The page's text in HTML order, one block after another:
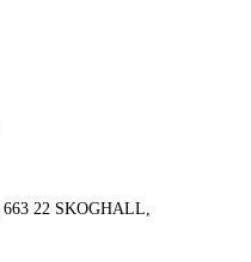
663 22 SKOGHALL,